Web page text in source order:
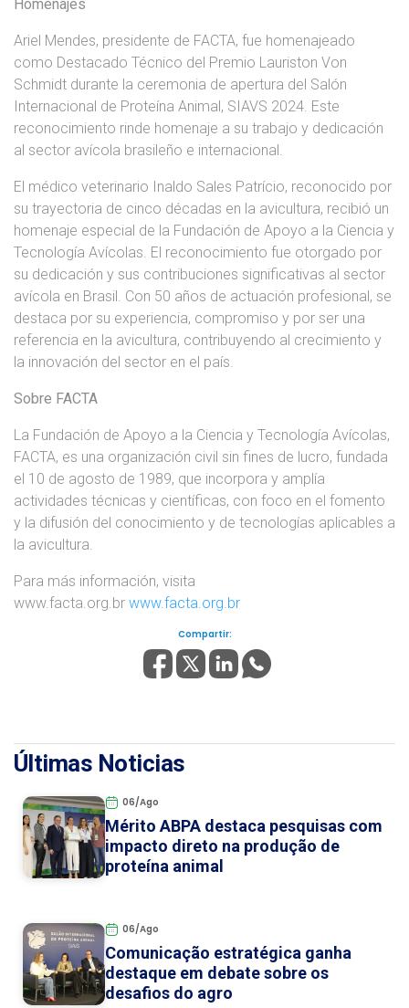
Homenajes
Ariel Mendes, presidente de FACTA, fue homenajeado
como Destacado Técnico del Premio Lauriston Von
Schmidt durante la ceremonia de apertura del Salón
Internacional de Proteína Animal, SIAVS 2024. Este
reconocimiento rinde homenaje a su trabajo y dedicación
al sector avícola brasileño e internacional.
El médico veterinario Inaldo Sales Patrício, reconocido por
su trayectoria de cinco décadas en la avicultura, recibió un
homenaje especial de la Fundación de Apoyo a la Ciencia y
Tecnología Avícolas. El reconocimiento fue otorgado por
su dedicación y sus contribuciones significativas al sector
avícola en Brasil. Con 50 años de actuación profesional, se
destaca por su experiencia, compromiso y por ser una
referencia en la avicultura, contribuyendo al crecimiento y
la innovación del sector en el país.
Sobre FACTA
La Fundación de Apoyo a la Ciencia y Tecnología Avícolas,
FACTA, es una organización civil sin fines de lucro, fundada
el 10 de agosto de 1989, que incorpora y amplía
actividades técnicas y científicas, con foco en el fomento
y la difusión del conocimiento y de tecnologías aplicables a
la avicultura.
Para más información, visita
www.facta.org.br www.facta.org.br
Compartir:
Últimas Noticias
06/Ago
Mérito ABPA destaca pesquisas com
impacto direto na produção de
proteína animal
06/Ago
Comunicação estratégica ganha
destaque em debate sobre os
desafios do agro